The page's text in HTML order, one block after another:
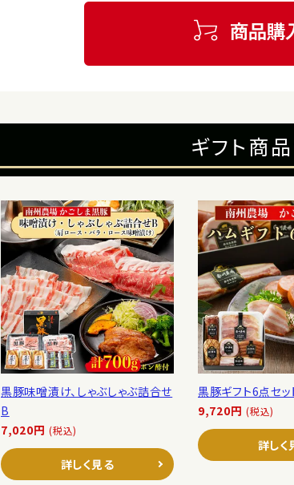
ギフト商
黒豚味噌漬け、しゃぶしゃぶ詰合せ
B
7,020円 (税込)
詳しく見る
黒豚ギフト6点セッ
9,720円 (税込)
詳しく